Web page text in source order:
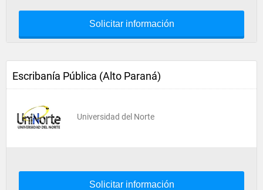
Solicitar información
Escribanía Pública (Alto Paraná)
Universidad del Norte
Solicitar información